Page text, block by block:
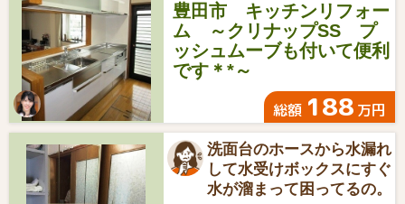
豊田市 キッチンリフォー
ム ～クリナップSS プ
ッシュムーブも付いて便利
です＊*～
総額 188 万円
洗面台のホースから水漏れ
して水受けボックスにすぐ
水が溜まって困ってるの。